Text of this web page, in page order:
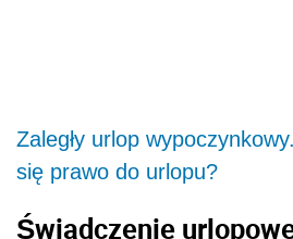
Zaległy urlop
się prawo do urlopu?
Świadczenie